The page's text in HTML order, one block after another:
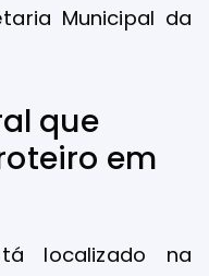
Municipal da
que
em
localizado na